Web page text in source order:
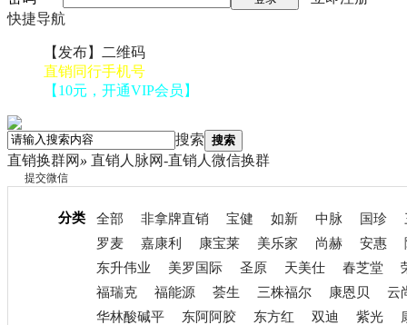
快捷导航
【发布】二维码
直销同行手机号
【10元，开通VIP会员】
搜索 搜索
直销换群网 » 直销人脉网-直销人微信换群
提交微信
分类 全部 非拿牌直销 宝健 如新 中脉 国珍
罗麦
嘉康利 康宝莱 美乐家 尚赫 安惠
东升伟业
美罗国际 圣原 天美仕 春芝堂
福瑞克
福能源 荟生 三株福尔 康恩贝
云
华林酸碱平
东阿阿胶 东方红 双迪 紫光